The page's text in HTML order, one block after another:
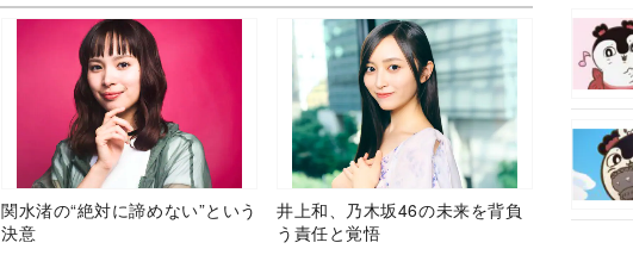
関水渚の“絶対に諦めない”という
決意
井上和、乃木坂46の未来を背負
う責任と覚悟